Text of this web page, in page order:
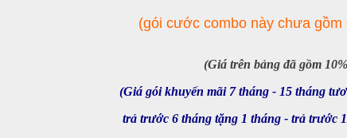
(gói cước combo này chưa gồm
(Giá trên bảng đã gồm
(Giá gói khuyến mãi 7 tháng - 15 tháng
trả trước 6 tháng tặng 1 tháng - trả trước